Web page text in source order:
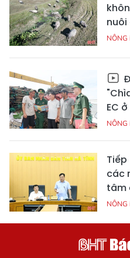
nuôi
NÔNG
EC
NÔNG
các
tâm
NÔNG